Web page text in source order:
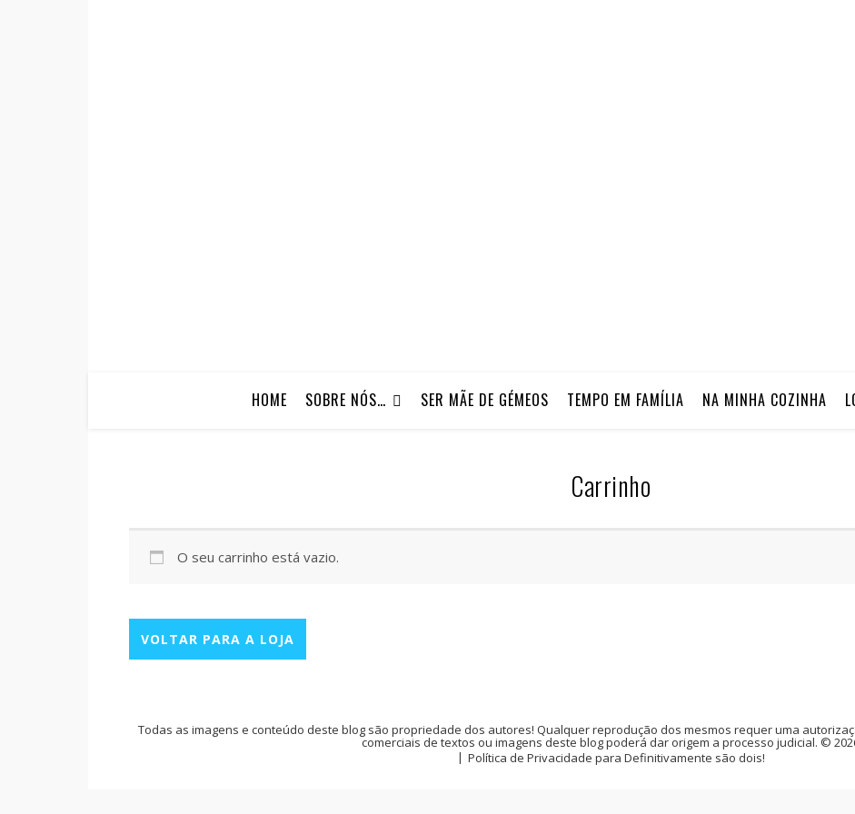
HOME SOBRE NÓS… SER MÃE DE GÉMEOS TEMPO EM FAMÍLIA NA MINHA COZINHA
Carrinho
O seu carrinho está vazio.
VOLTAR PARA A LOJA
Todas as imagens e conteúdo deste blog são propriedade dos autores! Qualquer reprodução dos mesmos requer uma
comerciais de textos ou imagens deste blog poderá dar origem a processo judicial. ©
Política de Privacidade para Definitivamente são dois!